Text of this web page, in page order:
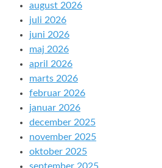
august 2026
juli 2026
juni 2026
maj 2026
april 2026
marts 2026
februar 2026
januar 2026
december 2025
november 2025
oktober 2025